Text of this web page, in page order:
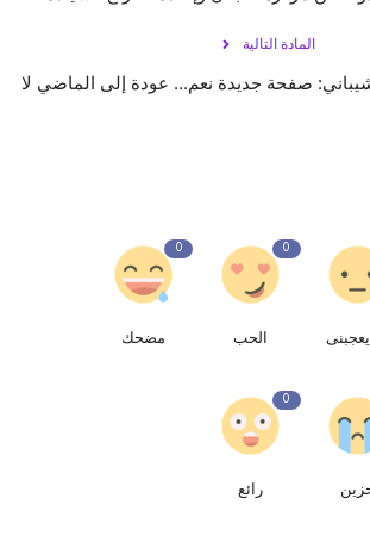
المادة التالية
صفحة جديدة نعم... عودة إلى الماضي لا
0
الحب
0
مضحك
0
رائع